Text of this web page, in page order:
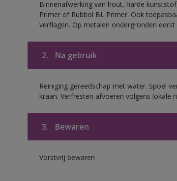
Binnenafwerking van hout, harde
Primer of Rubbol BL Primer. Ook
verflagen. Op metalen ondergronden
2. Na gebruik
Reiniging gereedschap met water. Spoel
kraan. Verfresten afvoeren volgens lokale
3. Bewaren
Vorstvrij bewaren